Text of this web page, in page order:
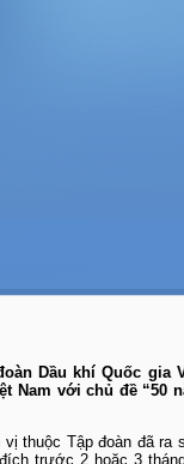
Dầu khí Quốc gia
Nam với chủ đề “50
thuộc Tập đoàn đã ra
trước 2 hoặc 3